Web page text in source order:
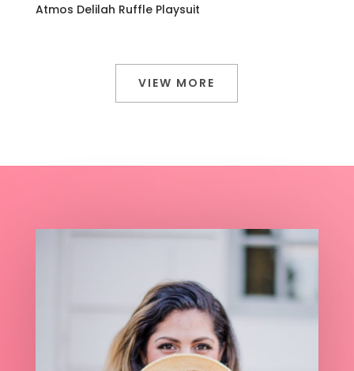
Atmos Delilah Ruffle Playsuit
VIEW MORE